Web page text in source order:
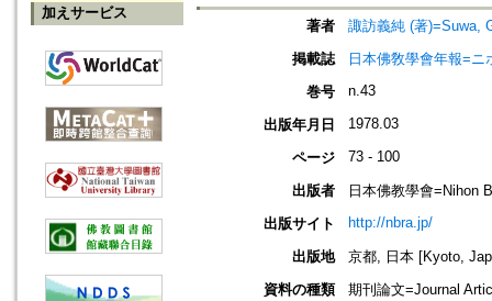
加えサービス
著者
諏訪義純 (著)=Suwa,
掲載誌
日本佛敎學會年報=
巻号
n.43
出版年月日 1978.03
ページ 73 - 100
出版者
日本佛教學會=Nihon
出版サイト
http://nbra.jp/
出版地
京都, 日本 [Kyoto,
資料の種類
期刊論文=Journal